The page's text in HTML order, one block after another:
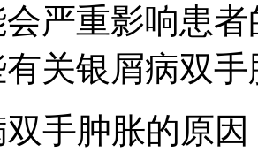
严重影响患
关银屑病双
手肿胀的原因